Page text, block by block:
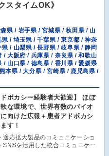
スタイムOK》
県 / 岩手県 / 宮城県 / 秋田県 / 山
/ 埼玉県 / 千葉県 / 東京都 / 神奈
/ 山梨県 / 長野県 / 岐阜県 / 静岡
/ 大阪府 / 兵庫県 / 奈良県 / 和歌山
/ 山口県 / 徳島県 / 香川県 / 愛媛県
本県 / 大分県 / 宮崎県 / 鹿児島県 /
ボカシー経験者大歓迎】 ほぼ
な環境で、世界有数のバイオ
向けた広報＋患者アドボカシ
す！
適応拡大製品のコミュニケーショ
SNSを活用した統合コミュニケー